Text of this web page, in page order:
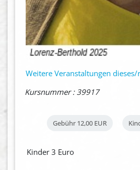
Weitere Veranstaltungen
Kursnummer : 39917
Gebühr 12,00 EUR
Kinder 3 Euro